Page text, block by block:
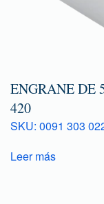
ENGRANE DE
420
SKU: 0091 303
Leer más